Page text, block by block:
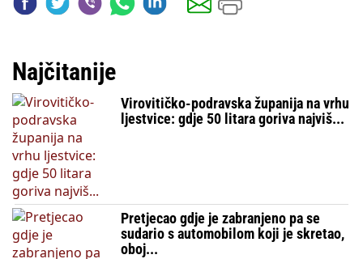
Najčitanije
Virovitičko-podravska županija na vrhu
ljestvice: gdje 50 litara goriva najviš...
Pretjecao gdje je zabranjeno pa se
sudario s automobilom koji je skretao,
oboj...